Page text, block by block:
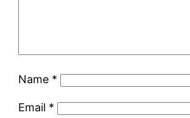
Name *
Email *